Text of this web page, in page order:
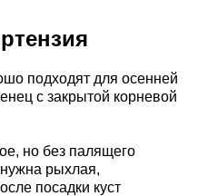
подходят для осенней
с закрытой корневой
но без палящего
рыхлая,
посадки куст